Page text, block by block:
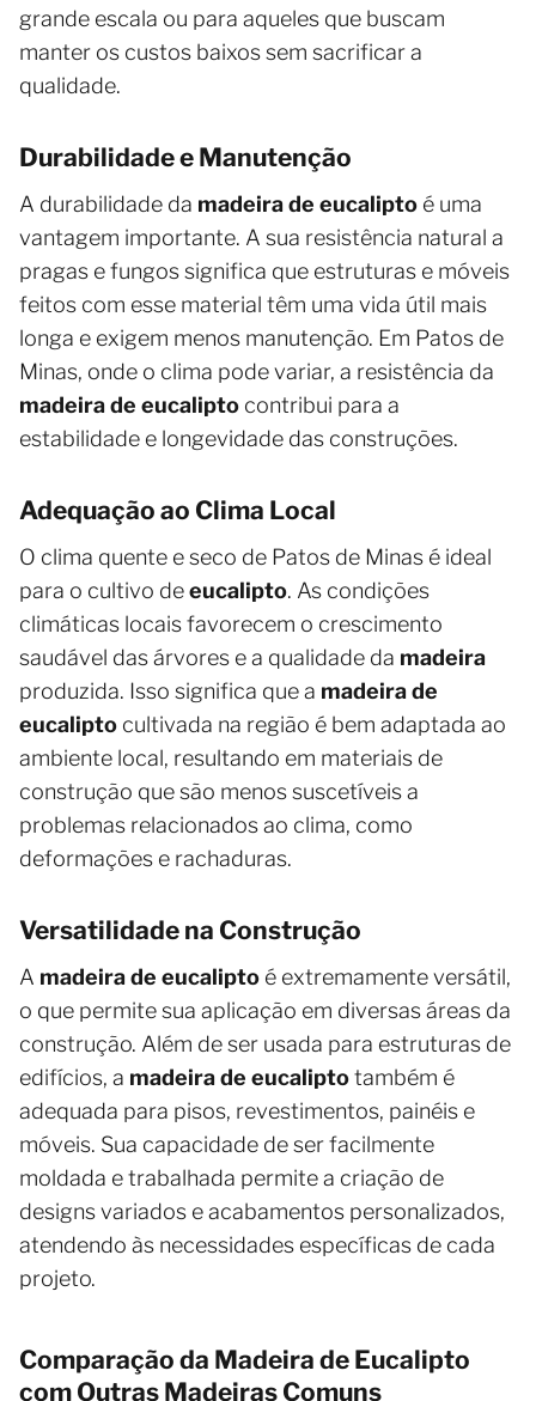
grande escala ou para aqueles que buscam
manter os custos baixos sem sacrificar a
qualidade.
Durabilidade e Manutenção
A durabilidade da madeira de eucalipto é uma
vantagem importante. A sua resistência natural a
pragas e fungos significa que estruturas e móveis
feitos com esse material têm uma vida útil mais
longa e exigem menos manutenção. Em Patos de
Minas, onde o clima pode variar, a resistência da
madeira de eucalipto contribui para a
estabilidade e longevidade das construções.
Adequação ao Clima Local
O clima quente e seco de Patos de Minas é ideal
para o cultivo deeucalipto. As condições
climáticas locais favorecem o crescimento
saudável das árvores e a qualidade da madeira
produzida. Isso significa que a madeira de
eucalipto cultivada na região é bem adaptada ao
ambiente local, resultando em materiais de
construção que são menos suscetíveis a
problemas relacionados ao clima, como
deformações e rachaduras.
Versatilidade na Construção
A madeira de eucalipto é extremamente versátil,
o que permite sua aplicação em diversas áreas da
construção. Além de ser usada para estruturas de
edifícios, a madeira de eucaliptotambém é
adequada para pisos, revestimentos, painéis e
móveis. Sua capacidade de ser facilmente
moldada e trabalhada permite a criação de
designs variados e acabamentos personalizados,
atendendo às necessidades específicas de cada
projeto.
Comparação da Madeira de Eucalipto
com Outras Madeiras Comuns